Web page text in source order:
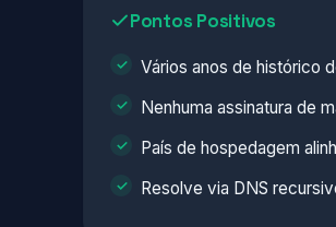
Pontos Positivos
Vários anos de histórico
Nenhuma assinatura de
País de hospedagem
Resolve via DNS